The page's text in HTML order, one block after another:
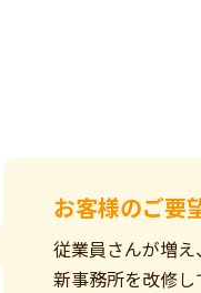
お客様のご要
従業員さんが増
新事務所を改修し